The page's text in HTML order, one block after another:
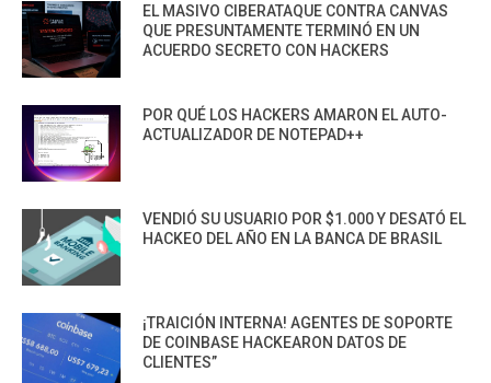
EL MASIVO CIBERATAQUE CONTRA CANVAS
QUE PRESUNTAMENTE TERMINÓ EN UN
ACUERDO SECRETO CON HACKERS
POR QUÉ LOS HACKERS AMARON EL AUTO-
ACTUALIZADOR DE NOTEPAD++
VENDIÓ SU USUARIO POR $1.000 Y DESATÓ EL
HACKEO DEL AÑO EN LA BANCA DE BRASIL
¡TRAICIÓN INTERNA! AGENTES DE SOPORTE
DE COINBASE HACKEARON DATOS DE
CLIENTES”